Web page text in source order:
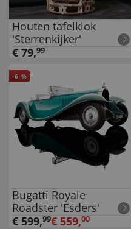
Houten tafelklok
'Sterrenkijker'
€ 79,99
-6 %
Bugatti Royale
Roadster 'Esders'
€599,99€ 559,00